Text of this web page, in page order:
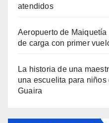
atendidos
Aeropuerto de
de carga con primer
La historia de una
una escuelita para niños
Guaira